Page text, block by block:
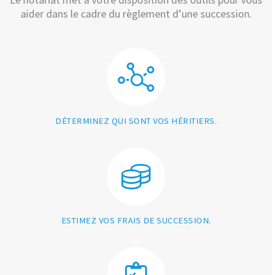
aider dans le cadre du règlement d’une succession.
DÉTERMINEZ QUI SONT VOS HÉRITIERS.
ESTIMEZ VOS FRAIS DE SUCCESSION.